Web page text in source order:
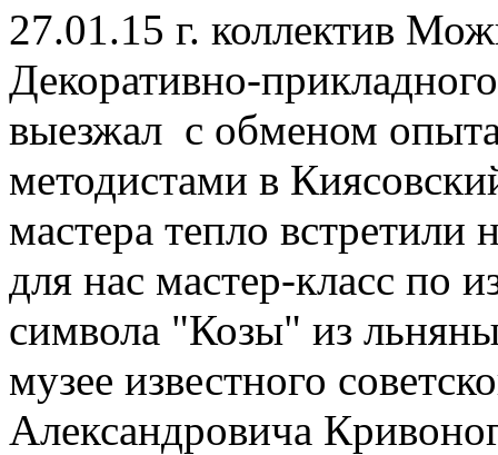
27.01.15 г. коллектив
Декоративно-
выезжал с обменом
методистами в
мастера тепло встретили
для нас мастер-класс по
символа "Козы" из
музее известного
Александровича